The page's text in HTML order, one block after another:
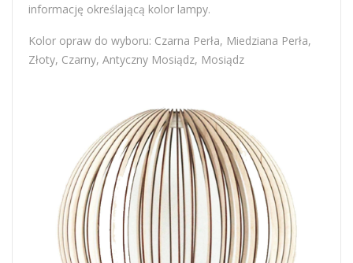
informację określającą kolor lampy.
Kolor opraw do wyboru: Czarna Perła, Miedziana Perła,
Złoty, Czarny, Antyczny Mosiądz, Mosiądz